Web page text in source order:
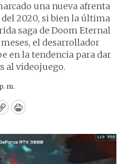
una nueva afrenta
2020, si bien la última
saga de Doom Eternal
el desarrollador
en la tendencia para dar
al videojuego.
m.
CopyPrint